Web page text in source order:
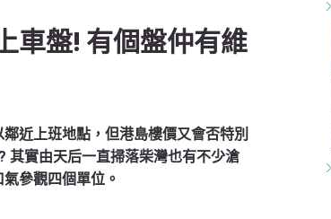
車盤! 有個盤仲有維
近上班地點，但港島樓價又會否特別
其實由天后一直掃落柴灣也有不少滄
參觀四個單位。